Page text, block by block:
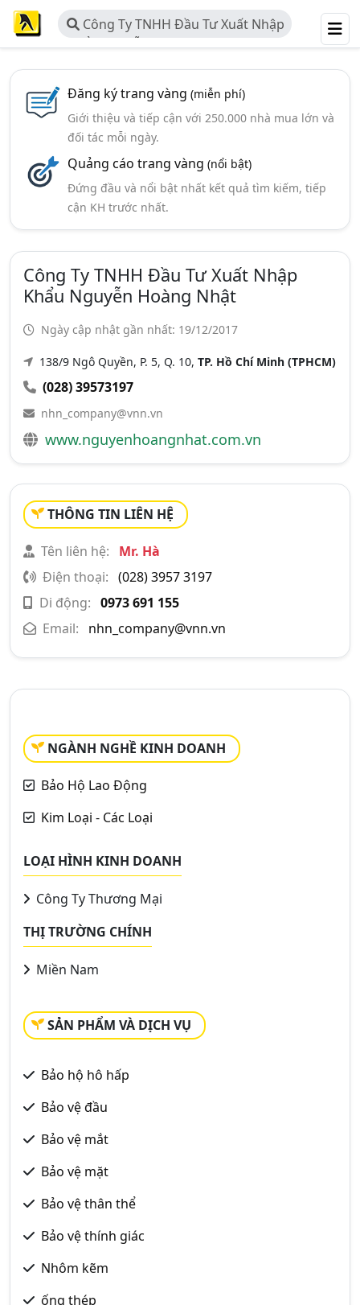
Công Ty TNHH Đầu Tư Xuất Nhập
Khẩu Nguyễn Hoàng Nhật
Đăng ký trang vàng (miễn phí)
Giới thiệu và tiếp cận với 250.000 nhà mua lớn và
đối tác mỗi ngày.
Quảng cáo trang vàng (nổi bật)
Đứng đầu và nổi bật nhất kết quả tìm kiếm, tiếp
cận KH trước nhất.
Công Ty TNHH Đầu Tư Xuất Nhập
Khẩu Nguyễn Hoàng Nhật
Ngày cập nhật gần nhất: 19/12/2017
138/9 Ngô Quyền, P. 5, Q. 10, TP. Hồ Chí Minh (TPHCM)
(028) 39573197
nhn_company@vnn.vn
www.nguyenhoangnhat.com.vn
THÔNG TIN LIÊN HỆ
Tên liên hệ:
Mr. Hà
Điện thoại: (028) 3957 3197
Di động: 0973 691 155
Email:
nhn_company@vnn.vn
NGÀNH NGHỀ KINH DOANH
Bảo Hộ Lao Động
Kim Loại - Các Loại
LOẠI HÌNH KINH DOANH
Công Ty Thương Mại
THỊ TRƯỜNG CHÍNH
Miền Nam
SẢN PHẨM VÀ DỊCH VỤ
Bảo hộ hô hấp
Bảo vệ đầu
Bảo vệ mắt
Bảo vệ mặt
Bảo vệ thân thể
Bảo vệ thính giác
Nhôm kẽm
ống thép